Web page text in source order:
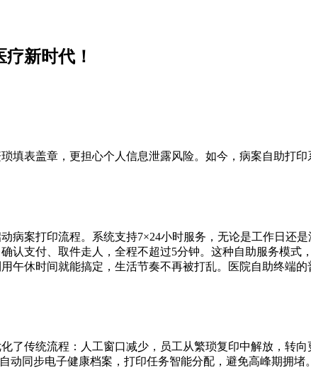
新时代！
填表盖章，更担心个人信息泄露风险。如今，病案自助打
病案打印流程。系统支持7×24小时服务，无论是工作日还
认支付、取件走人，全程不超过5分钟。这种自助服务模
午休时间就能搞定，生活节奏不再被打乱。医院自助终端
了传统流程：人工窗口减少，员工从繁琐复印中解放，转
动同步电子健康档案，打印任务智能分配，避免高峰期拥堵